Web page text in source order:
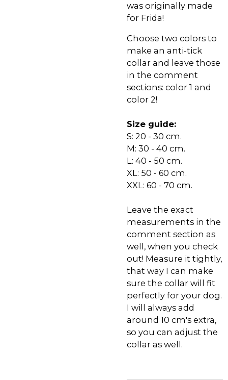
was originally made
for Frida!
Choose two colors to
make an anti-tick
collar and leave those
in the comment
sections: color 1 and
color 2!
Size guide:
S: 20 - 30 cm.
M: 30 - 40 cm.
L: 40 - 50 cm.
XL: 50 - 60 cm.
XXL: 60 - 70 cm.
Leave the exact
measurements in the
comment section as
well, when you check
out! Measure it tightly,
that way I can make
sure the collar will fit
perfectly for your dog.
I will always add
around 10 cm's extra,
so you can adjust the
collar as well.